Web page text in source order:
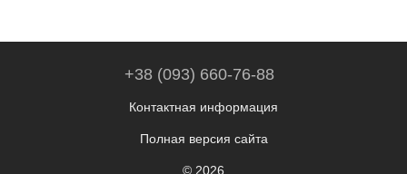
+38 (093) 660-76-88
Контактная информация
Полная версия сайта
© 2026